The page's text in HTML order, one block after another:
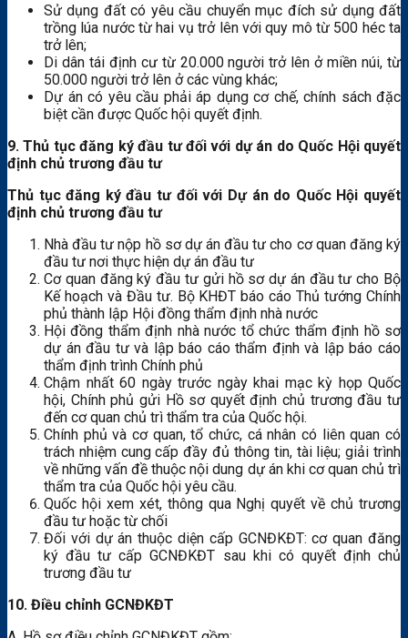
Sử dụng đất có yêu cầu chuyển mục đích sử dụng đất
trồng lúa nước từ hai vụ trở lên với quy mô từ 500 héc ta
trở lên;
Di dân tái định cư từ 20.000 người trở lên ở miền núi, từ
50.000 người trở lên ở các vùng khác;
Dự án có yêu cầu phải áp dụng cơ chế, chính sách đặc
biệt cần được Quốc hội quyết định.
9. Thủ tục đăng ký đầu tư đối với dự án do Quốc Hội quyết
định chủ trương đầu tư
Thủ tục đăng ký đầu tư đối với Dự án do Quốc Hội quyết
định chủ trương đầu tư
Nhà đầu tư nộp hồ sơ dự án đầu tư cho cơ quan đăng ký
đầu tư nơi thực hiện dự án đầu tư
Cơ quan đăng ký đầu tư gửi hồ sơ dự án đầu tư cho Bộ
Kế hoạch và Đầu tư. Bộ KHĐT báo cáo Thủ tướng Chính
phủ thành lập Hội đồng thẩm định nhà nước
Hội đồng thẩm định nhà nước tổ chức thẩm định hồ sơ
dự án đầu tư và lập báo cáo thẩm định và lập báo cáo
thẩm định trình Chính phủ
Chậm nhất 60 ngày trước ngày khai mạc kỳ họp Quốc
hội, Chính phủ gửi Hồ sơ quyết định chủ trương đầu tư
đến cơ quan chủ trì thẩm tra của Quốc hội.
Chính phủ và cơ quan, tổ chức, cá nhân có liên quan có
trách nhiệm cung cấp đầy đủ thông tin, tài liệu; giải trình
về những vấn đề thuộc nội dung dự án khi cơ quan chủ trì
thẩm tra của Quốc hội yêu cầu.
Quốc hội xem xét, thông qua Nghị quyết về chủ trương
đầu tư hoặc từ chối
Đối với dự án thuộc diện cấp GCNĐKĐT: cơ quan đăng
ký đầu tư cấp GCNĐKĐT sau khi có quyết định chủ
trương đầu tư
10. Điều chỉnh GCNĐKĐT